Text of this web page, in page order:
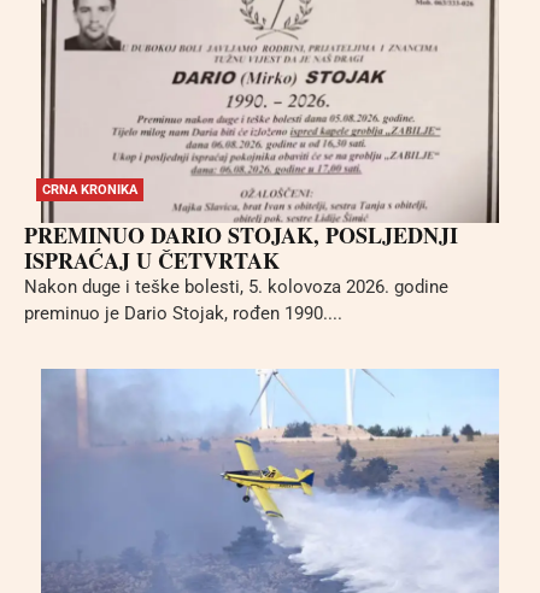
CRNA KRONIKA
PREMINUO DARIO STOJAK, POSLJEDNJI
ISPRAĆAJ U ČETVRTAK
Nakon duge i teške bolesti, 5. kolovoza 2026. godine
preminuo je Dario Stojak, rođen 1990....